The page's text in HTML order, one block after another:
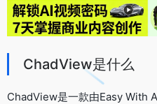
ChadView是什么
ChadView是一款由Easy With